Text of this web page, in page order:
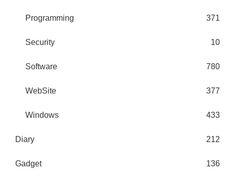
Programming 371
Security 10
Software 780
WebSite 377
Windows 433
Diary 212
Gadget 136